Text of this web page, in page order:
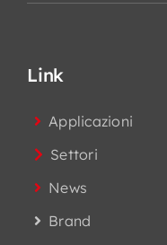
Link
Applicazioni
Settori
News
Brand